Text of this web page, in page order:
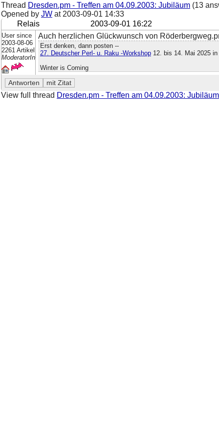
Thread Dresden.pm - Treffen am 04.09.2003: Jubiläum (13
Opened by JW at 2003-09-01 14:33
Relais
2003-09-01 16:22
User since
2003-08-06
2261 Artikel
ModeratorIn
Auch herzlichen Glückwunsch von
Erst denken, dann posten --
27. Deutscher Perl- u. Raku -Workshop12. bis 14. Mai 2025 in
Winter is Coming
View full thread Dresden.pm - Treffen am 04.09.2003: Jubiläum